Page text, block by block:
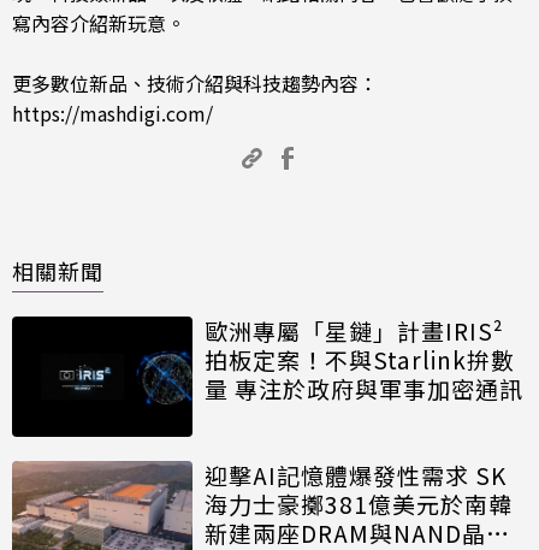
寫內容介紹新玩意。
更多數位新品、技術介紹與科技趨勢內容：
https://mashdigi.com/
相關新聞
歐洲專屬「星鏈」計畫IRIS²
拍板定案！不與Starlink拚數
量 專注於政府與軍事加密通訊
迎擊AI記憶體爆發性需求 SK
海力士豪擲381億美元於南韓
新建兩座DRAM與NAND晶圓